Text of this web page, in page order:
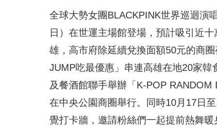
全球大勢女團BLACKPINK世界巡迴演
日）在世運主場館登場，預計吸引近
雄，高市府除延續兌換面額50元的商
JUMP吃最優惠」串連高雄在地20家
及餐酒館聯手舉辦「K-POP
在中央公園商圈舉行。同時10月17日
覺打卡牆，邀請粉絲們一起提前熱舞